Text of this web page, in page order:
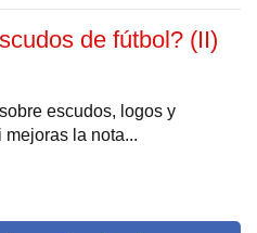
de fútbol? (II)
escudos, logos y
mejoras la nota...